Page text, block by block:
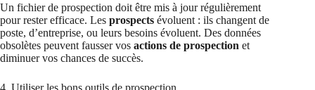
Un fichier de prospection doit être mis à jour régulièrement
pour rester efficace. Les prospects évoluent : ils changent de
poste, d’entreprise, ou leurs besoins évoluent. Des données
obsolètes peuvent fausser vos actions de prospection et
diminuer vos chances de succès.
4. Utiliser les bons outils de prospection